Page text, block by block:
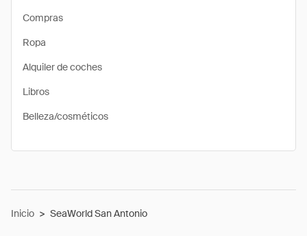
Compras
Ropa
Alquiler de coches
Libros
Belleza/cosméticos
Inicio > SeaWorld San Antonio